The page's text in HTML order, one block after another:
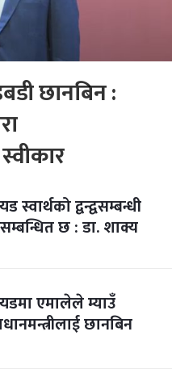
छानबिन :
स्वार्थको द्वन्द्वसम्बन्धी
छ : डा. शाक्य
एमालेले म्याउँ
छानबिन